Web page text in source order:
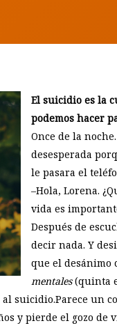
El suicidio es la
podemos hacer
Once de la
desesperada
le pasara el
–Hola, Lorena.
vida es
Después de
decir nada. Y
que el desánimo
mentales(quinta
suicidio.Parece un
y pierde el gozo de